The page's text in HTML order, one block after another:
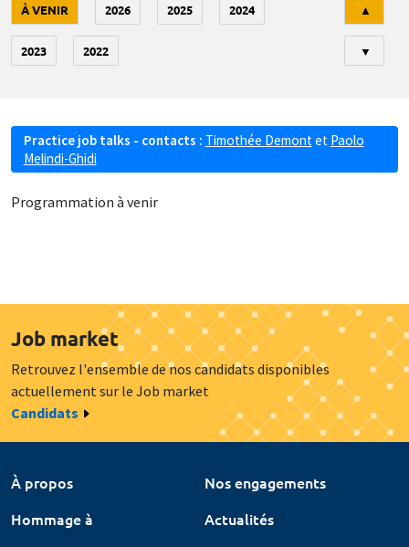
À VENIR 2026 2025 2024
2023 2022
▲
▼
Practice job talks - contacts : Timothée Demont et Paolo
Melindi-Ghidi
Programmation à venir
Job market
Retrouvez l'ensemble de nos candidats disponibles
actuellement sur le Job market
Candidats
À propos
Nos engagements
Hommage à
Actualités